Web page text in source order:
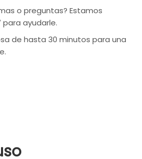
o preguntas? Estamos
ayudarle.
de hasta 30 minutos para una